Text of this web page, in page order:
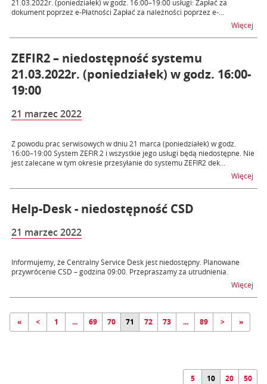
21.03.2022r. (poniedziałek) w godz. 16:00–19:00 usługi: Zapłać za
dokument poprzez e-Płatności Zapłać za należności poprzez e-...
Więcej
ZEFIR2 – niedostępność systemu
21.03.2022r. (poniedziałek) w godz. 16:00-
19:00
21 marzec 2022
Z powodu prac serwisowych w dniu 21 marca (poniedziałek) w godz.
16:00–19:00 System ZEFIR 2 i wszystkie jego usługi będą niedostępne. Nie
jest zalecane w tym okresie przesyłanie do systemu ZEFIR2 dek...
Więcej
Help-Desk - niedostępność CSD
21 marzec 2022
Informujemy, że Centralny Service Desk jest niedostępny. Planowane
przywrócenie CSD – godzina 09:00. Przepraszamy za utrudnienia.
Więcej
« < 1 ... 69 70 71 72 73 ... 89 > »
5 10 20 50